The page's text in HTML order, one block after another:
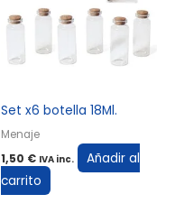
Set x6 botella 18Ml.
Menaje
1,50 € IVA inc.
Añadir al
carrito